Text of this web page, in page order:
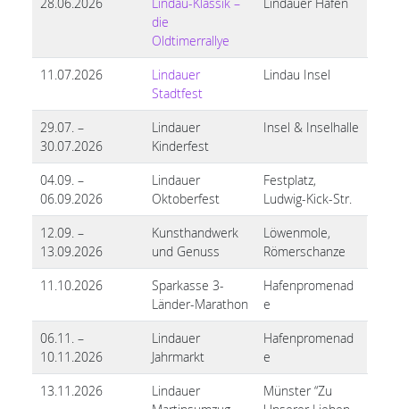
die
Oldtimerrallye
11.07.2026
Lindauer
Stadtfest
Lindau Insel
29.07. –
30.07.2026
Lindauer
Kinderfest
Insel & Inselhalle
04.09. –
06.09.2026
Lindauer
Oktoberfest
Festplatz,
Ludwig-Kick-Str.
12.09. –
13.09.2026
Kunsthandwerk
und Genuss
Löwenmole,
Römerschanze
11.10.2026
Sparkasse 3-
Länder-Marathon
Hafenpromenad
e
06.11. –
10.11.2026
Lindauer
Jahrmarkt
Hafenpromenad
e
13.11.2026
Lindauer
Münster “Zu